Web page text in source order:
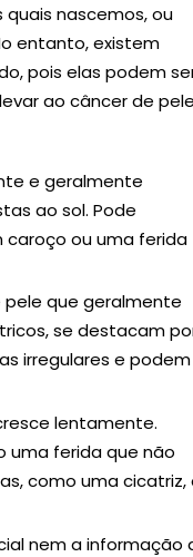
nascemos, ou
entanto, existem
pois elas podem
ao câncer de pele
e geralmente
ao sol. Pode
caroço ou uma ferida
pele que geralmente
se destacam
irregulares e podem
lentamente.
uma ferida que não
como uma cicatriz,
nem a informação